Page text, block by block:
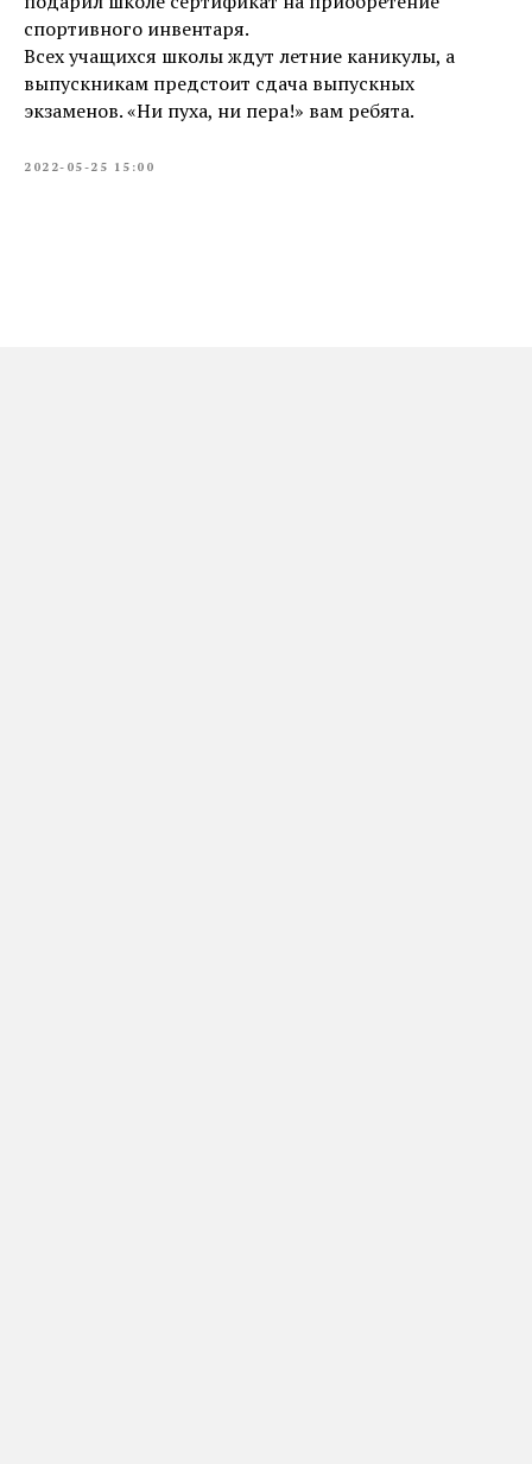
спортивного инвентаря.
Всех учащихся школы ждут летние каникулы, а
выпускникам предстоит сдача выпускных
экзаменов. «Ни пуха, ни пера!» вам ребята.
2022-05-25 15:00